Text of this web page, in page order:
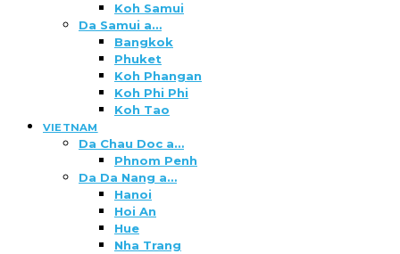
Koh Samui
Da Samui a…
Bangkok
Phuket
Koh Phangan
Koh Phi Phi
Koh Tao
VIETNAM
Da Chau Doc a…
Phnom Penh
Da Da Nang a…
Hanoi
Hoi An
Hue
Nha Trang